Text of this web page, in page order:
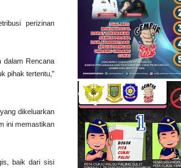
perizinan
dalam Rencana
pihak tertentu,”
dikeluarkan
ini memastikan
baik dari sisi